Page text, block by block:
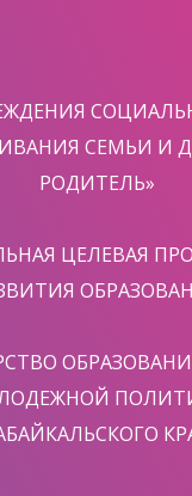
СЕМЬИ И
РОДИТЕЛЬ»
ЦЕЛЕВАЯ